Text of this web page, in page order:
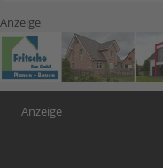
Anzeige
Anzeige